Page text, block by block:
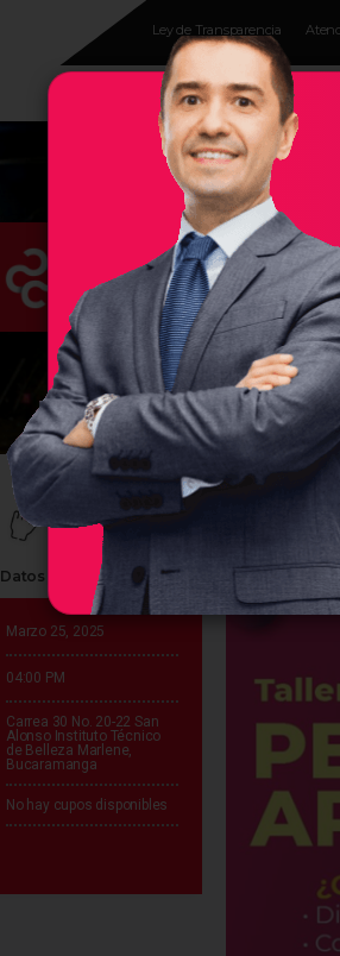
Ley de Transparencia
Programas para
empresarios
En la Cámara de Comercio
región, por ello, les damos
empresas exitosas, sea un
Datos claves del evento
Marzo 25, 2025
04:00 PM
Carrea 30 No. 20-22 San
Alonso Instituto Técnico
de Belleza Marlene,
Bucaramanga
No hay cupos disponibles